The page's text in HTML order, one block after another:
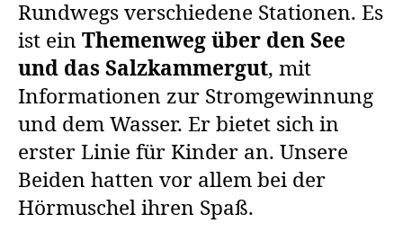
Rundwegs verschiedene Stationen. Es
ist ein Themenweg über den See
und das Salzkammergut, mit
Informationen zur Stromgewinnung
und dem Wasser. Er bietet sich in
erster Linie für Kinder an. Unsere
Beiden hatten vor allem bei der
Hörmuschel ihren Spaß.